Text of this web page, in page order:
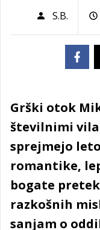
S.B.
Grški otok
številnimi
sprejmejo
romantike,
bogate
razkošnih
sanjam o